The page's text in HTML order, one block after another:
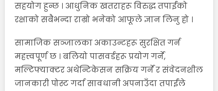
सहयोग हुन्छ । आधुनिक खतराहरू विरुद्ध तपाईंको
रक्षाको सबैभन्दा राम्रो भनेको आफूले ज्ञान लिनु हो ।
सामाजिक सञ्जालका अकाउन्टहरू सुरक्षित गर्न
महत्त्वपूर्ण छ । बलियो पासवर्डहरू प्रयोग गर्ने,
मल्टिफ्याक्टर अथेन्टिकेसन सक्रिय गर्ने र संवेदनशील
जानकारी पोस्ट गर्दा सावधानी अपनाउँदा तपाईंले